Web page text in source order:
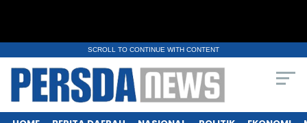
SCROLL TO CONTINUE WITH CONTENT